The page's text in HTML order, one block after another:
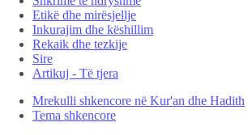
Etikë dhe mirësjellje
Inkurajim dhe këshillim
Rekaik dhe tezkije
Sire
Artikuj - Të tjera
Mrekulli shkencore në Kur'an dhe Hadith
Tema shkencore